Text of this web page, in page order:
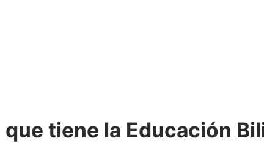
tiene la Educación